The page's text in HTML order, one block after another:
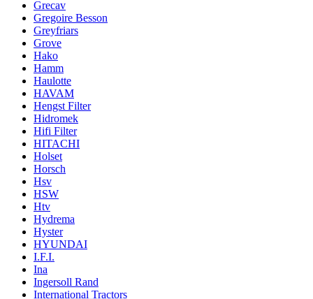
Grecav
Gregoire Besson
Greyfriars
Grove
Hako
Hamm
Haulotte
HAVAM
Hengst Filter
Hidromek
Hifi Filter
HITACHI
Holset
Horsch
Hsv
HSW
Htv
Hydrema
Hyster
HYUNDAI
I.F.I.
Ina
Ingersoll Rand
International Tractors